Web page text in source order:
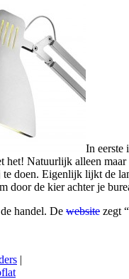
In eerste
het! Natuurlijk alleen
doen. Eigenlijk lijkt de
door de kier achter je
handel. De website zegt
|